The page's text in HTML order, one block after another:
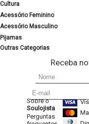
Cultura
Acessório Feminino
Acessório Masculino
Pijamas
Outras Categorias
Receba
Sobre o
Soulojista
Perguntas